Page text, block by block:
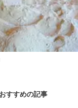
すすめの記事